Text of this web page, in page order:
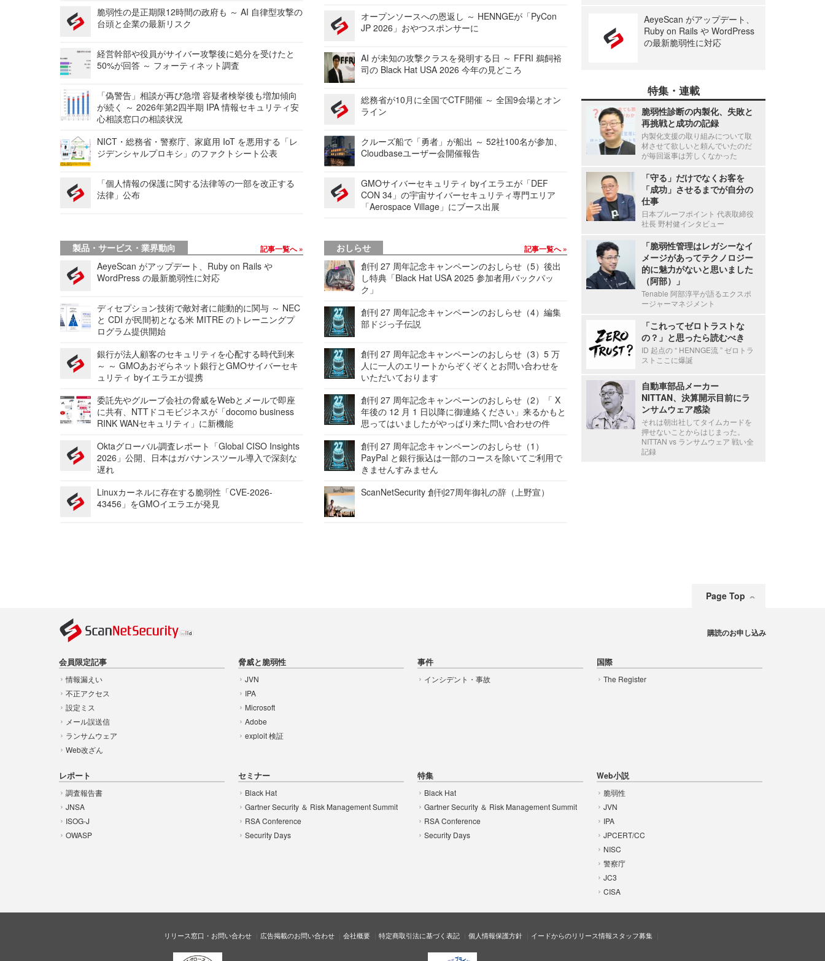
脆弱性の是正期限12時間の政府も ～ AI 自律型攻撃の
台頭と企業の最新リスク
経営幹部や役員がサイバー攻撃後に処分を受けたと
50%が回答 ～ フォーティネット調査
「偽警告」相談が再び急増 容疑者検挙後も増加傾向
が続く ～ 2026年第2四半期 IPA 情報セキュリティ安
心相談窓口の相談状況
NICT・総務省・警察庁、家庭用 IoT を悪用する「レ
ジデンシャルプロキシ」のファクトシート公表
「個人情報の保護に関する法律等の一部を改正する
法律」公布
オープンソースへの恩返し ～ HENNGEが「PyCon
JP 2026」おやつスポンサーに
AI が未知の攻撃クラスを発明する日 ～ FFRI 鵜飼裕
司の Black Hat USA 2026 今年の見どころ
総務省が10月に全国でCTF開催 ～ 全国9会場とオン
ライン
クルーズ船で「勇者」が船出 ～ 52社100名が参加、
Cloudbaseユーザー会開催報告
GMOサイバーセキュリティ byイエラエが「DEF
CON 34」の宇宙サイバーセキュリティ専門エリア
「Aerospace Village」にブース出展
製品・サービス・業界動向 記事一覧へ
AeyeScan がアップデート、Ruby on Rails や
WordPress の最新脆弱性に対応
ディセプション技術で敵対者に能動的に関与 ～ NEC
と CDI が民間初となる米 MITRE のトレーニングプ
ログラム提供開始
銀行が法人顧客のセキュリティを心配する時代到来
～ ～ GMOあおぞらネット銀行とGMOサイバーセキ
ュリティ byイエラエが提携
委託先やグループ会社の脅威をWebとメールで即座
に共有、NTTドコモビジネスが「docomo business
RINK WANセキュリティ」に新機能
Oktaグローバル調査レポート「Global CISO Insights
2026」公開、日本はガバナンスツール導入で深刻な
遅れ
Linuxカーネルに存在する脆弱性「CVE-2026-
43456」をGMOイエラエが発見
おしらせ 記事一覧へ
創刊 27 周年記念キャンペーンのおしらせ（5）後出
し特典「Black Hat USA 2025 参加者用バックパッ
ク」
創刊 27 周年記念キャンペーンのおしらせ（4）編集
部ドジっ子伝説
創刊 27 周年記念キャンペーンのおしらせ（3）5 万
人に一人のエリートからぞくぞくとお問い合わせを
いただいております
創刊 27 周年記念キャンペーンのおしらせ（2）「 X
年後の 12 月 1 日以降に御連絡ください」来るかもと
思ってはいましたがやっぱり来た問い合わせの件
創刊 27 周年記念キャンペーンのおしらせ（1）
PayPal と銀行振込は一部のコースを除いてご利用で
きませんすみません
ScanNetSecurity 創刊27周年御礼の辞（上野宣）
AeyeScan がアップデート、
Ruby on Rails や WordPress
の最新脆弱性に対応
特集・連載
脆弱性診断の内製化、失敗と
再挑戦と成功の記録
内製化支援の取り組みについて取
材させて欲しいと頼んでいたのだ
が毎回返事は芳しくなかった
「守る」だけでなくお客を
「成功」させるまでが自分の
仕事
日本プルーフポイント 代表取締役
社長 野村健インタビュー
「脆弱性管理はレガシーなイ
メージがあってテクノロジー
的に魅力がないと思いました
（阿部）」
Tenable 阿部淳平が語るエクスポ
ージャーマネジメント
「これってゼロトラストな
の？」と思ったら読むべき
ID 起点の “ HENNGE流 ” ゼロトラ
ストここに爆誕
自動車部品メーカー
NITTAN、決算開示目前にラ
ンサムウェア感染
それは朝出社してタイムカードを
押せないことからはじまった。
NITTAN vs ランサムウェア 戦い全
記録
Page Top
会員限定記事
情報漏えい
不正アクセス
設定ミス
メール誤送信
ランサムウェア
Web改ざん
脅威と脆弱性
JVN
IPA
Microsoft
Adobe
exploit 検証
事件
インシデント・事故
国際
The Register
レポート
調査報告書
JNSA
ISOG-J
OWASP
セミナー
Black Hat
Gartner Security ＆ Risk Management Summit
RSA Conference
Security Days
特集
Black Hat
Gartner Security ＆ Risk Management Summit
RSA Conference
Security Days
Web小説
脆弱性
JVN
IPA
JPCERT/CC
NISC
警察庁
JC3
CISA
購読のお申し込み
リリース窓口・お問い合わせ 広告掲載のお問い合わせ 会社概要 特定商取引法に基づく表記 個人情報保護方針 イードからのリリース情報スタッフ募集